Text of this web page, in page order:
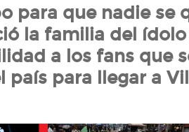
para que nadie se
la familia del
a los fans que
país para llegar a